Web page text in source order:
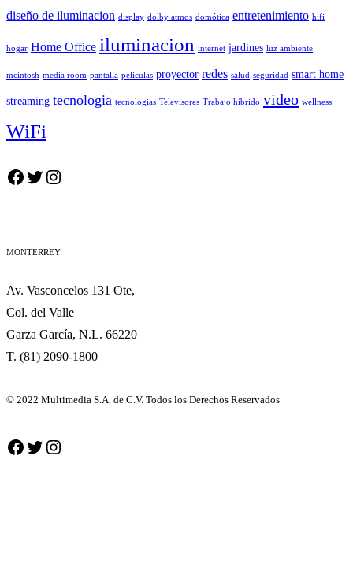
diseño de iluminacion display dolby atmos domótica entretenimiento hifi
hogar Home Office iluminacion internet jardines luz ambiente
mcintosh media room pantalla peliculas proyector redes salud seguridad smart home
streaming tecnologia tecnologias Televisores Trabajo híbrido video wellness
WiFi
Facebook
Twitter
Instagram
MONTERREY
Av. Vasconcelos 131 Ote,
Col. del Valle
Garza García, N.L. 66220
T. (81) 2090-1800
© 2022 Multimedia S.A. de C.V. Todos los Derechos Reservados
Facebook Twitter Instagram